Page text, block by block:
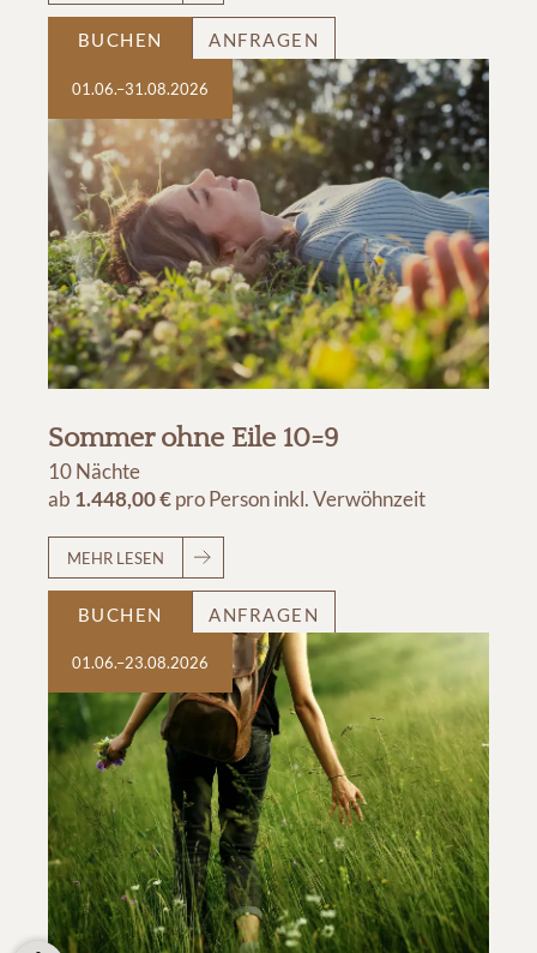
BUCHEN ANFRAGEN
01.06.–31.08.2026
Sommer ohne Eile 10=9
10 Nächte
ab 1.448,00 €pro Personinkl. Verwöhnzeit
MEHR LESEN
BUCHEN ANFRAGEN
01.06.–23.08.2026